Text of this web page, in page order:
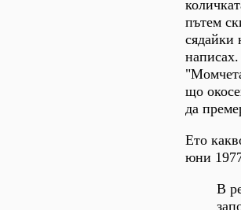
пътем
сядайки
що
да
Ето
юни
В